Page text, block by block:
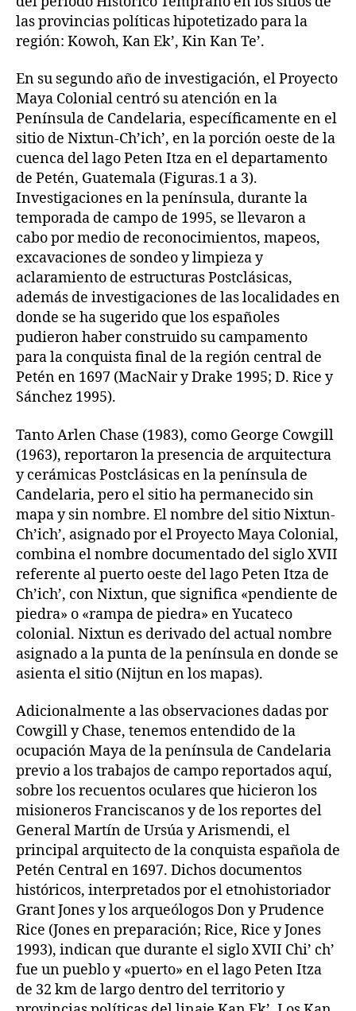
las provincias políticas hipotetizado para la
región: Kowoh, Kan Ek’, Kin Kan Te’.
En su segundo año de investigación, el Proyecto
Maya Colonial centró su atención en la
Península de Candelaria, específicamente en el
sitio de Nixtun-Ch’ich’, en la porción oeste de la
cuenca del lago Peten Itza en el departamento
de Petén, Guatemala (Figuras.1 a 3).
Investigaciones en la península, durante la
temporada de campo de 1995, se llevaron a
cabo por medio de reconocimientos, mapeos,
excavaciones de sondeo y limpieza y
aclaramiento de estructuras Postclásicas,
además de investigaciones de las localidades en
donde se ha sugerido que los españoles
pudieron haber construido su campamento
para la conquista final de la región central de
Petén en 1697 (MacNair y Drake 1995; D. Rice y
Sánchez 1995).
Tanto Arlen Chase (1983), como George Cowgill
(1963), reportaron la presencia de arquitectura
y cerámicas Postclásicas en la península de
Candelaria, pero el sitio ha permanecido sin
mapa y sin nombre. El nombre del sitio Nixtun-
Ch’ich’, asignado por el Proyecto Maya Colonial,
combina el nombre documentado del siglo XVII
referente al puerto oeste del lago Peten Itza de
Ch’ich’, con Nixtun, que significa «pendiente de
piedra» o «rampa de piedra» en Yucateco
colonial. Nixtun es derivado del actual nombre
asignado a la punta de la península en donde se
asienta el sitio (Nijtun en los mapas).
Adicionalmente a las observaciones dadas por
Cowgill y Chase, tenemos entendido de la
ocupación Maya de la península de Candelaria
previo a los trabajos de campo reportados aquí,
sobre los recuentos oculares que hicieron los
misioneros Franciscanos y de los reportes del
General Martín de Ursúa y Arismendi, el
principal arquitecto de la conquista española de
Petén Central en 1697. Dichos documentos
históricos, interpretados por el etnohistoriador
Grant Jones y los arqueólogos Don y Prudence
Rice (Jones en preparación; Rice, Rice y Jones
1993), indican que durante el siglo XVII Chi’ ch’
fue un pueblo y «puerto» en el lago Peten Itza
de 32 km de largo dentro del territorio y